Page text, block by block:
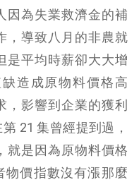
因為失業救濟金的補
，導致八月的非農就
是平均時薪卻大大增
造成原物料價格高
，影響到企業的獲利
21 集曾經提到過，
就是因為原物料價格
物價指數沒有漲那麼